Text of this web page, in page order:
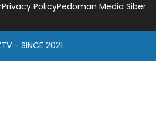
Privacy PolicyPedoman Media Siber
- SINCE 2021